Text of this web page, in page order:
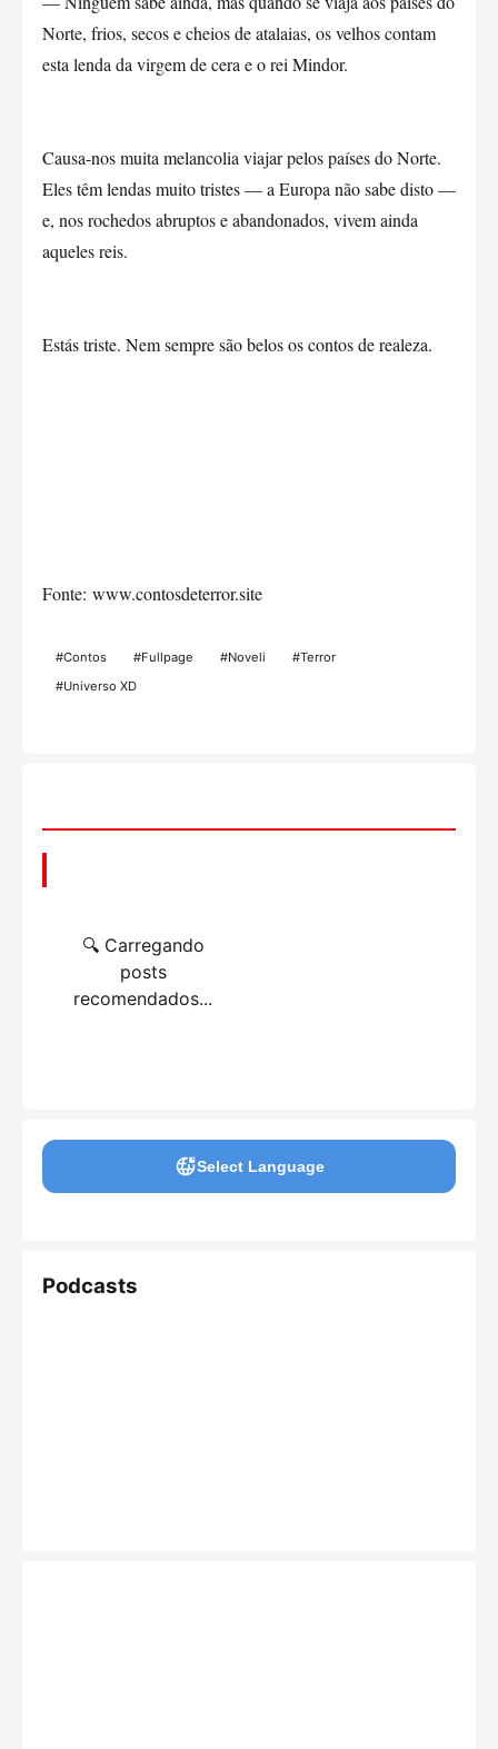
Norte, frios, secos e cheios de atalaias, os velhos contam
esta lenda da virgem de cera e o rei Mindor.
Causa-nos muita melancolia viajar pelos países do Norte.
Eles têm lendas muito tristes — a Europa não sabe disto —
e, nos rochedos abruptos e abandonados, vivem ainda
aqueles reis.
Estás triste. Nem sempre são belos os contos de realeza.
Fonte: www.contosdeterror.site
#Contos #Fullpage #Noveli
#Terror
#Universo XD
🔍 Carregando
posts
recomendados...
Select Language
Podcasts